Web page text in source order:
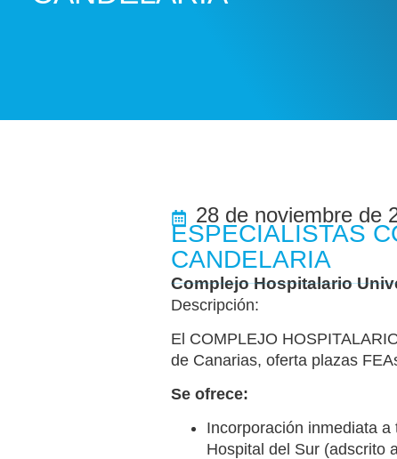
28 de noviembre de
ESPECIALISTAS
CANDELARIA
Complejo Hospitalario
Descripción:
El COMPLEJO
de Canarias, oferta plazas
Se ofrece:
Incorporación inmediata
Hospital del Sur (adscrito